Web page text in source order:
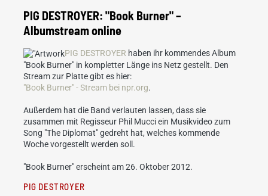
PIG DESTROYER: "Book Burner" –
Albumstream online
PIG DESTROYER haben ihr kommendes Album
"Book Burner" in kompletter Länge ins Netz gestellt. Den
Stream zur Platte gibt es hier:
"Book Burner" - Stream bei npr.org.
Außerdem hat die Band verlauten lassen, dass sie
zusammen mit Regisseur Phil Mucci ein Musikvideo zum
Song "The Diplomat" gedreht hat, welches kommende
Woche vorgestellt werden soll.
"Book Burner" erscheint am 26. Oktober 2012.
PIG DESTROYER